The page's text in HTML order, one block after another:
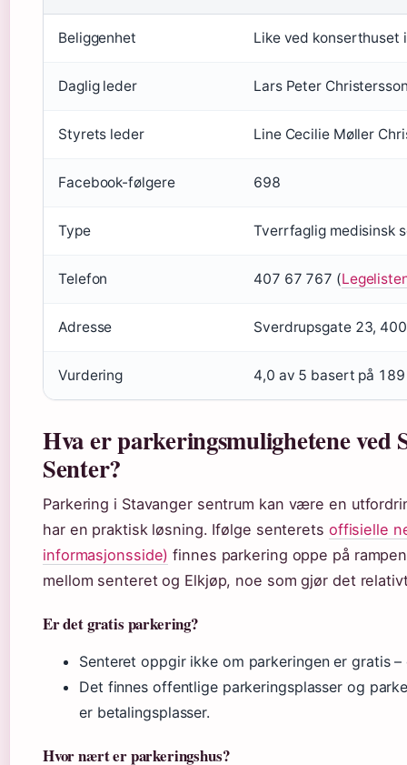
Beliggenhet Like ved konserthuset
Daglig leder Lars Peter
Styrets leder Line Cecilie Møller
Facebook-følgere 698
Type Tverrfaglig medisinsk
Telefon 407 67 767 (
Adresse Sverdrupsgate 23,
Vurdering 4,0 av 5 basert på
Hva er parkeringsmulighetene ved
Senter?
Parkering i Stavanger sentrum kan være en
har en praktisk løsning. Ifølge senterets offisielle
informasjonsside) finnes parkering oppe på
mellom senteret og Elkjøp, noe som gjør det
Er det gratis parkering?
Senteret oppgir ikke om parkeringen er gratis
Det finnes offentlige parkeringsplasser og
er betalingsplasser.
Hvor nært er parkeringshus?